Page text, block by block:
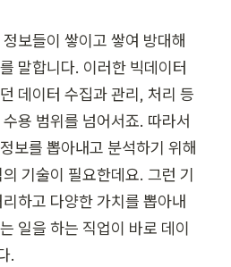
보들이 쌓이고 쌓여 방대해
말합니다. 이러한 빅데이터
데이터 수집과 관리, 처리 등
용 범위를 넘어서죠. 따라서
보를 뽑아내고 분석하기 위해
기술이 필요한데요. 그런 기
하고 다양한 가치를 뽑아내
일을 하는 직업이 바로 데이
.